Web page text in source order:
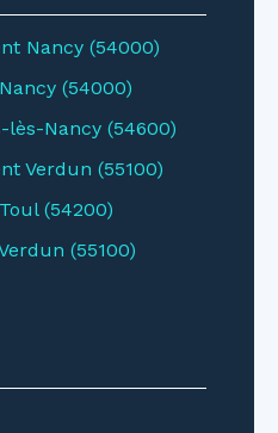
Nancy (54000)
(54000)
lès-Nancy (54600)
Verdun (55100)
(54200)
(55100)